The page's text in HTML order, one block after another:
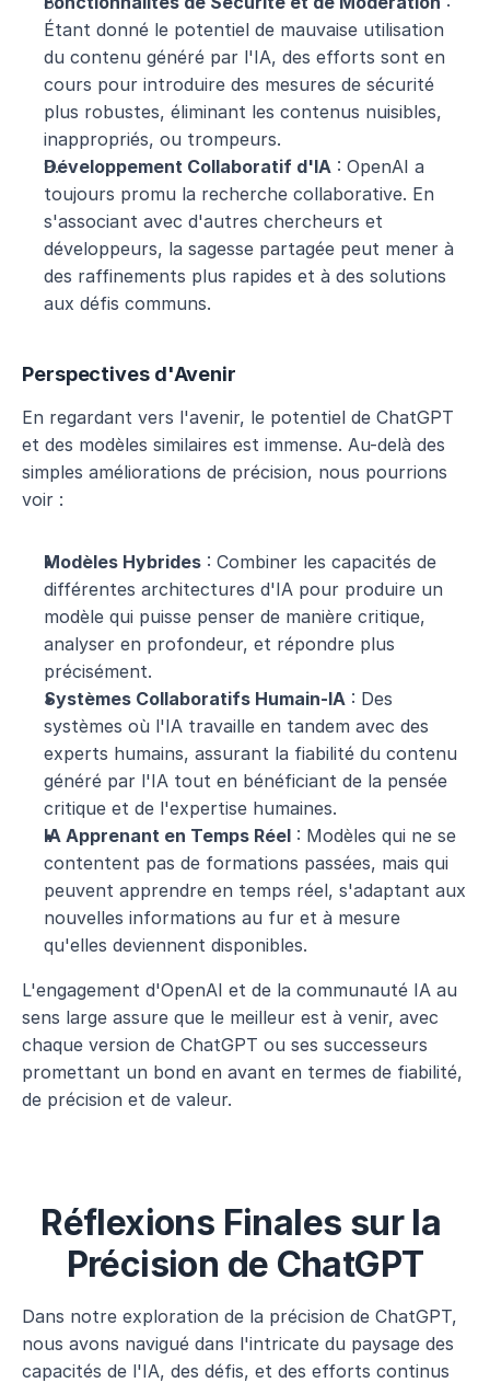
Étant donné le potentiel de mauvaise utilisation
du contenu généré par l'IA, des efforts sont en
cours pour introduire des mesures de sécurité
plus robustes, éliminant les contenus nuisibles,
inappropriés, ou trompeurs.
Développement Collaboratif d'IA : OpenAI a
toujours promu la recherche collaborative. En
s'associant avec d'autres chercheurs et
développeurs, la sagesse partagée peut mener à
des raffinements plus rapides et à des solutions
aux défis communs.
Perspectives d'Avenir
En regardant vers l'avenir, le potentiel de ChatGPT
et des modèles similaires est immense. Au-delà des
simples améliorations de précision, nous pourrions
voir :
Modèles Hybrides : Combiner les capacités de
différentes architectures d'IA pour produire un
modèle qui puisse penser de manière critique,
analyser en profondeur, et répondre plus
précisément.
Systèmes Collaboratifs Humain-IA : Des
systèmes où l'IA travaille en tandem avec des
experts humains, assurant la fiabilité du contenu
généré par l'IA tout en bénéficiant de la pensée
critique et de l'expertise humaines.
IA Apprenant en Temps Réel : Modèles qui ne se
contentent pas de formations passées, mais qui
peuvent apprendre en temps réel, s'adaptant aux
nouvelles informations au fur et à mesure
qu'elles deviennent disponibles.
L'engagement d'OpenAI et de la communauté IA au
sens large assure que le meilleur est à venir, avec
chaque version de ChatGPT ou ses successeurs
promettant un bond en avant en termes de fiabilité,
de précision et de valeur.
Réflexions Finales sur la
Précision de ChatGPT
Dans notre exploration de la précision de ChatGPT,
nous avons navigué dans l'intricate du paysage des
capacités de l'IA, des défis, et des efforts continus